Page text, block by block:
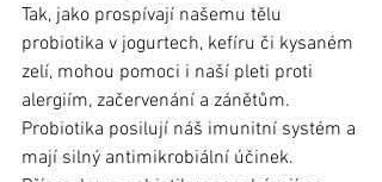
Tak, jako prospívají našemu tělu
probiotika v jogurtech, kefíru či kysaném
zelí, mohou pomoci i naší pleti proti
alergiím, začervenání a zánětům.
Probiotika posilují náš imunitní systém a
mají silný antimikrobiální účinek.